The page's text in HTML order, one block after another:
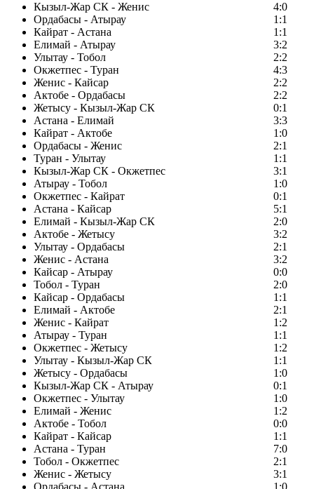
Кызыл-Жар СК - Женис
4:0
Ордабасы - Атырау
1:1
Кайрат - Астана
1:1
Елимай - Атырау
3:2
Улытау - Тобол
2:2
Окжетпес - Туран
4:3
Женис - Кайсар
2:2
Актобе - Ордабасы
2:2
Жетысу - Кызыл-Жар СК
0:1
Астана - Елимай
3:3
Кайрат - Актобе
1:0
Ордабасы - Женис
2:1
Туран - Улытау
1:1
Кызыл-Жар СК - Окжетпес
3:1
Атырау - Тобол
1:0
Окжетпес - Кайрат
0:1
Астана - Кайсар
5:1
Елимай - Кызыл-Жар СК
2:0
Актобе - Жетысу
3:2
Улытау - Ордабасы
2:1
Женис - Астана
3:2
Кайсар - Атырау
0:0
Тобол - Туран
2:0
Кайсар - Ордабасы
1:1
Елимай - Актобе
2:1
Женис - Кайрат
1:2
Атырау - Туран
1:1
Окжетпес - Жетысу
1:2
Улытау - Кызыл-Жар СК
1:1
Жетысу - Ордабасы
1:0
Кызыл-Жар СК - Атырау
0:1
Окжетпес - Улытау
1:0
Елимай - Женис
1:2
Актобе - Тобол
0:0
Кайрат - Кайсар
1:1
Астана - Туран
7:0
Тобол - Окжетпес
2:1
Женис - Жетысу
3:1